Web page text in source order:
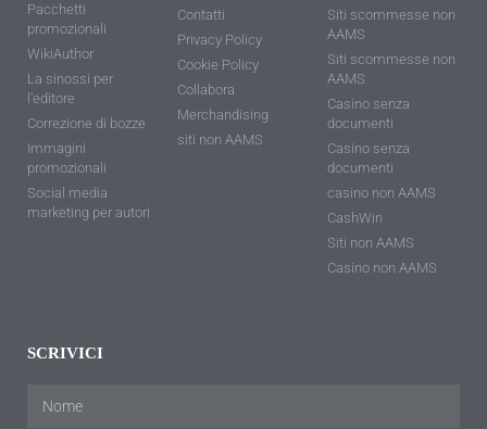
Pacchetti
promozionali
WikiAuthor
La sinossi per
l'editore
Correzione di bozze
Immagini
promozionali
Social media
marketing per autori
Contatti
Privacy Policy
Cookie Policy
Collabora
Merchandising
siti non AAMS
Siti scommesse non
AAMS
Siti scommesse non
AAMS
Casino senza
documenti
Casino senza
documenti
casino non AAMS
CashWin
Siti non AAMS
Casino non AAMS
SCRIVICI